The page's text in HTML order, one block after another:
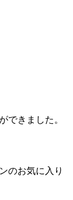
できました。
のお気に入り